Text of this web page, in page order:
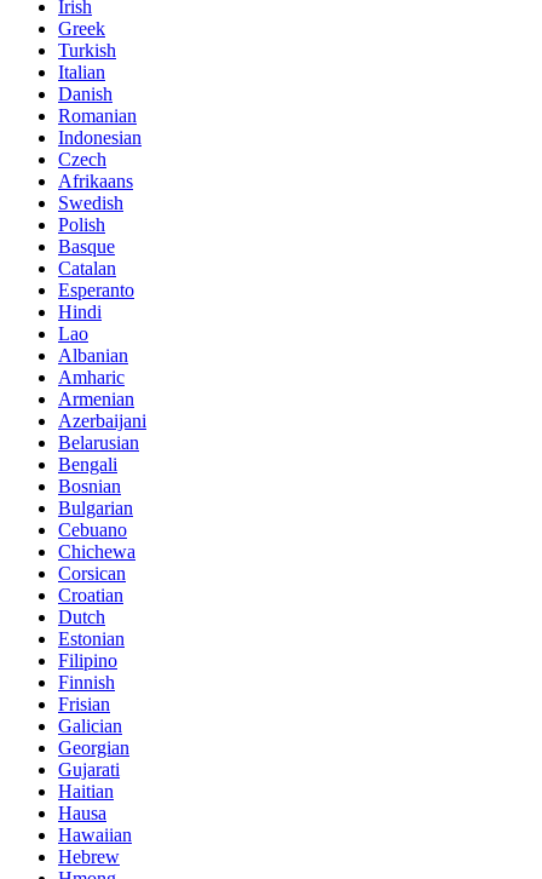
Irish
Greek
Turkish
Italian
Danish
Romanian
Indonesian
Czech
Afrikaans
Swedish
Polish
Basque
Catalan
Esperanto
Hindi
Lao
Albanian
Amharic
Armenian
Azerbaijani
Belarusian
Bengali
Bosnian
Bulgarian
Cebuano
Chichewa
Corsican
Croatian
Dutch
Estonian
Filipino
Finnish
Frisian
Galician
Georgian
Gujarati
Haitian
Hausa
Hawaiian
Hebrew